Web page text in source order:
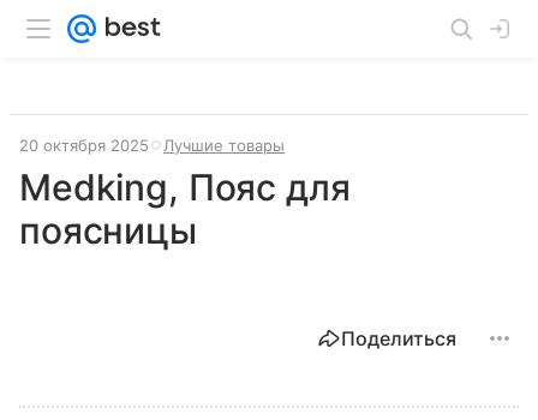
20 октября 2025 Лучшие товары
Medking, Пояс для
поясницы
Поделиться